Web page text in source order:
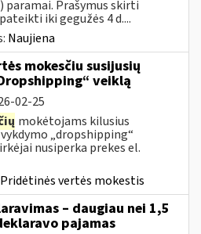
paramai. Prašymus skirti
iki gegužės 4 d....
Naujiena
mokesčiu susijusių
veiklą
02-25
mokėtojams kilusius
„dropshipping“
nusiperka prekes el.
Pridėtinės vertės mokestis
– daugiau nei 1,5
pajamas